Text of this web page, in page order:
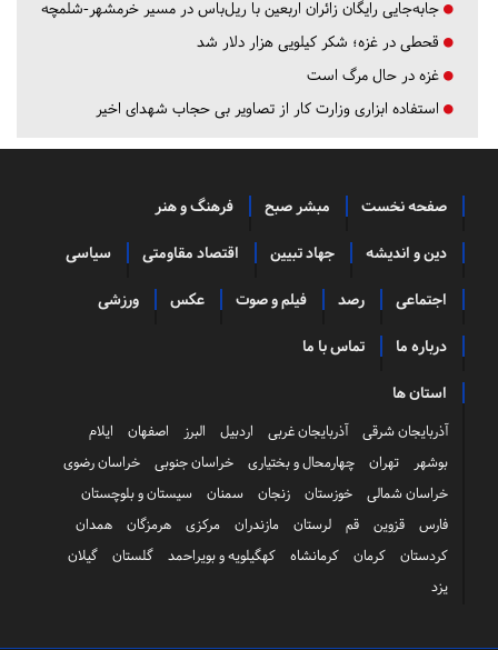
جابه‌جایی رایگان زائران اربعین با ریل‌باس در مسیر خرمشهر-شلمچه
قحطی در غزه؛ شکر کیلویی هزار دلار شد
غزه در حال مرگ است
استفاده ابزاری وزارت کار از تصاویر بی حجاب شهدای اخیر
صفحه نخست مبشر صبح فرهنگ و هنر
دین و اندیشه جهاد تبیین اقتصاد مقاومتی سیاسی
اجتماعی رصد فیلم و صوت عکس ورزشی
درباره ما تماس با ما
استان ها
آذربایجان شرقی آذربایجان غربی اردبیل البرز اصفهان
ایلام
بوشهر
تهران چهارمحال و بختیاری خراسان جنوبی
خراسان رضوی
خراسان شمالی
خوزستان زنجان سمنان
سیستان و بلوچستان
فارس
قزوین قم لرستان مازندران مرکزی هرمزگان
همدان
کردستان
کرمان کرمانشاه کهگیلویه و بویراحمد گلستان
گیلان
یزد